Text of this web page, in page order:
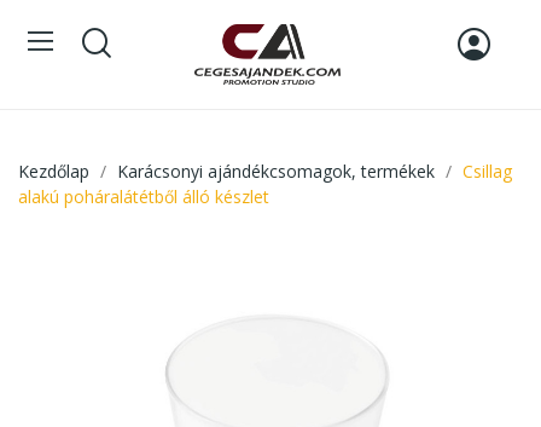
Kezdőlap Karácsonyi ajándékcsomagok, termékek
Csillag
alakú poháralátétből álló készlet